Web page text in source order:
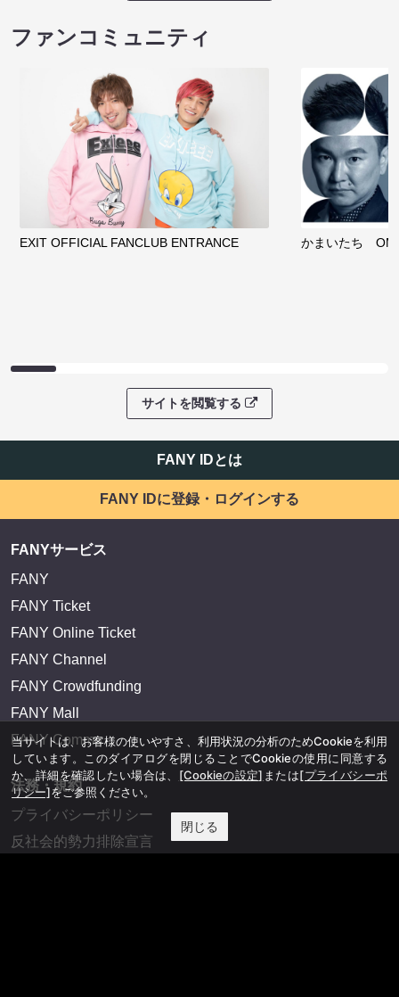
ファンコミュニティ
EXIT OFFICIAL FANCLUB ENTRANCE かまいたち
サイトを閲覧する
FANY IDとは
FANY IDに登録・ログインする
FANYサービス
FANY
FANY Ticket
FANY Online Ticket
FANY Channel
FANY Crowdfunding
FANY Mall
FANY Commu
法務・規約
プライバシーポリシー
反社会的勢力排除宣言
当サイトは、お客様の使いやすさ、利用状況の分析のためCookieを利用
しています。このダイアログを閉じることでCookieの使用に同意する
か、詳細を確認したい場合は、 [Cookieの設定] または[プライバシーポ
リシー]をご参照ください。
閉じる